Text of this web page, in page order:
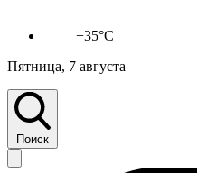
+35°C
Пятница, 7 августа
Поиск